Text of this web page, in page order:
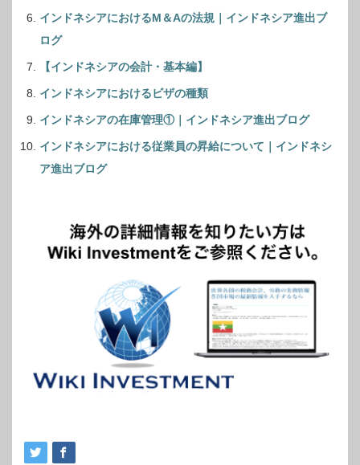
インドネシアにおけるM＆Aの法規｜インドネシア進出ブ
ログ
【インドネシアの会計・基本編】
インドネシアにおけるビザの種類
インドネシアの在庫管理①｜インドネシア進出ブログ
インドネシアにおける従業員の昇給について｜インドネシ
ア進出ブログ